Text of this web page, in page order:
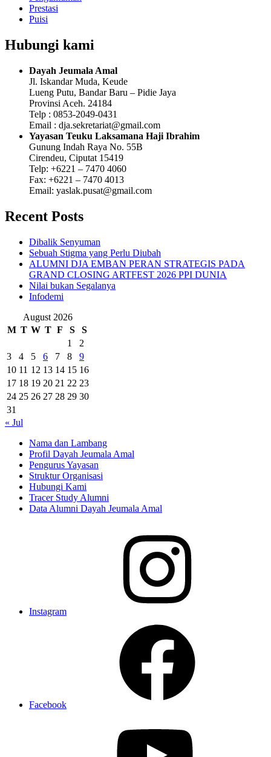
Prestasi
Puisi
Hubungi kami
Dayah Jeumala Amal
Jl. Iskandar Muda, Keude
Lueng Putu, Bandar Baru – Pidie Jaya
Provinsi Aceh. 24184
Telp : 0853-2049-0431
Email : dja.sekretariat@gmail.com
Yayasan Teuku Laksamana Haji Ibrahim
Gunung Indah Raya No. 55B
Cirendeu, Ciputat 15419
Telp: +6221 – 7470 4060
Fax: +6221 – 7470 4013
Email: yaslak.pusat@gmail.com
Recent Posts
Dibalik Senyuman
Sebuah Stigma yang Perlu Diubah
ALUMNI DJA EMBAN PERAN STRATEGIS PADA
GRAND CLOSING ARTFEST 2026 PPI DUNIA
Nilai bukan Segalanya
Infodemi
August 2026
M T W T F S
S
1
2
3
4 5 6 7 8
9
10 11 12 13 14 15 16
17 18 19 20 21 22 23
24 25 26 27 28 29 30
31
« Jul
Nama dan Lambang
Profil Dayah Jeumala Amal
Pengurus Yayasan
Struktur Organisasi
Hubungi Kami
Tracer Study Alumni
Data Alumni Dayah Jeumala Amal
Instagram
Facebook